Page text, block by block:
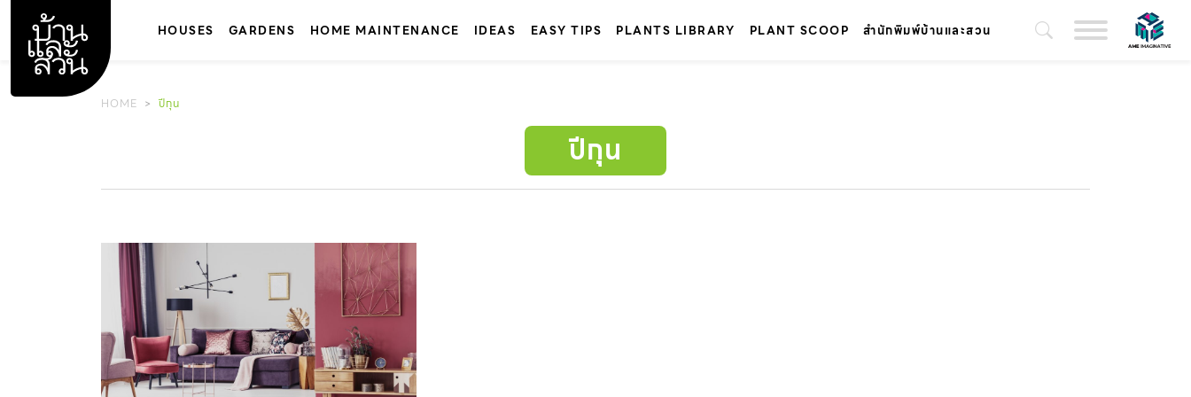
content
HOUSES GARDENS HOME MAINTENANCE IDEAS EASY TIPS PLANTS LIBRARY PLANT SCOOP สำนักพิมพ์บ้านและสวน
HOME ปีกุน
ปีกุน